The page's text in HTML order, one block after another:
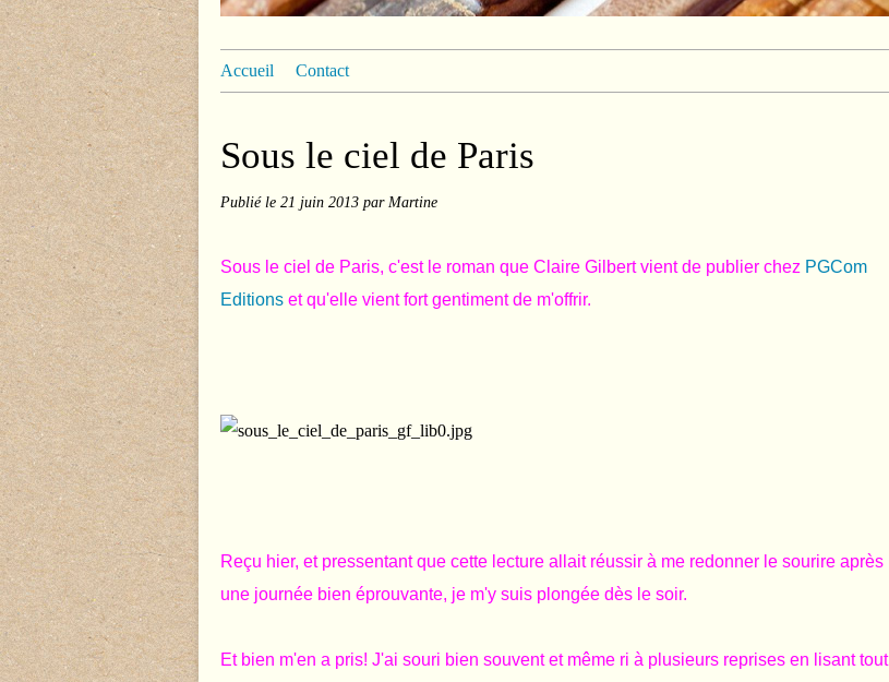
Accueil Contact
Sous le ciel de Paris
Publié le 21 juin 2013 par Martine
Sous le ciel de Paris, c'est le roman que Claire Gilbert vient de publier chez PGCom
Editions et qu'elle vient fort gentiment de m'offrir.
Reçu hier, et pressentant que cette lecture allait réussir à me redonner le sourire après
une journée bien éprouvante, je m'y suis plongée dès le soir.
Et bien m'en a pris! J'ai souri bien souvent et même ri à plusieurs reprises en lisant tout